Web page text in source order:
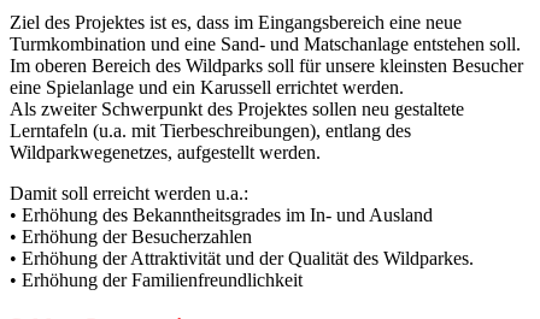
Ziel des Projektes ist es, dass im Eingangsbereich eine neue
Turmkombination und eine Sand- und Matschanlage entstehen soll.
Im oberen Bereich des Wildparks soll für unsere kleinsten Besucher
eine Spielanlage und ein Karussell errichtet werden.
Als zweiter Schwerpunkt des Projektes sollen neu gestaltete
Lerntafeln (u.a. mit Tierbeschreibungen), entlang des
Wildparkwegenetzes, aufgestellt werden.
Damit soll erreicht werden u.a.:
• Erhöhung des Bekanntheitsgrades im In- und Ausland
• Erhöhung der Besucherzahlen
• Erhöhung der Attraktivität und der Qualität des Wildparkes.
• Erhöhung der Familienfreundlichkeit